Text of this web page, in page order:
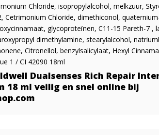
Chloride, isopropylalcohol, melkzuur,
Cetrimonium Chloride, dimethiconol,
glycoproteïnen, C11-15 Pareth-7 ,
dimethylamine, stearylalcohol,
Citronellol, benzylsalicylaat, Hexyl
1 / CI 42090 18ml
Dualsenses Rich Repair
18 ml veilig en snel online bij